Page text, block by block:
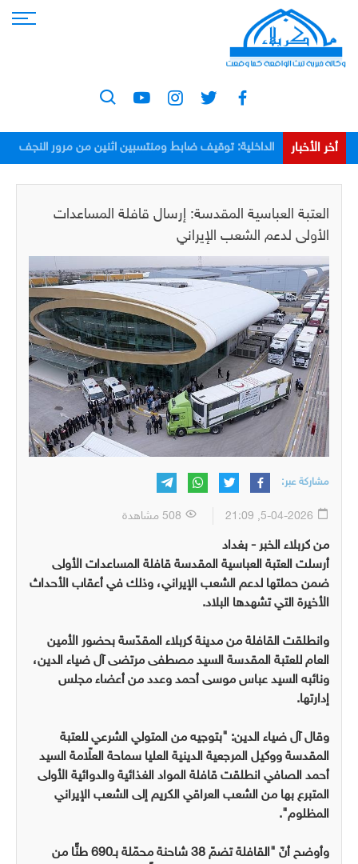
أخر الأخبار
الداخلية: توقيف ضابط ومنتسبين اثنين من مرور النجف
العتبة العباسية المقدسة: إرسال قافلة المساعدات
الأولى لدعم الشعب الإيراني
مشاركة عبر:
من كربلاء الخبر - بغداد
أرسلت العتبة العباسية المقدسة قافلة المساعدات الأولى
ضمن حملتها لدعم الشعب الإيراني، وذلك في أعقاب الأحداث
الأخيرة التي تشهدها البلاد.
وانطلقت القافلة من مدينة كربلاء المقدّسة بحضور الأمين
العام للعتبة المقدسة السيد مصطفى مرتضى آل ضياء الدين،
ونائبه السيد عباس موسى أحمد وعدد من أعضاء مجلس
إدارتها.
وقال آل ضياء الدين: "بتوجيه من المتولي الشرعي للعتبة
المقدسة ووكيل المرجعية الدينية العليا سماحة العلّامة السيد
أحمد الصافي انطلقت قافلة المواد الغذائية والدوائية الأولى
المتبرع بها من الشعب العراقي الكريم إلى الشعب الإيراني
المظلوم".
وأوضح أنّ "القافلة تضمّ 38 شاحنة محمّلة بـ690 طنًّا من